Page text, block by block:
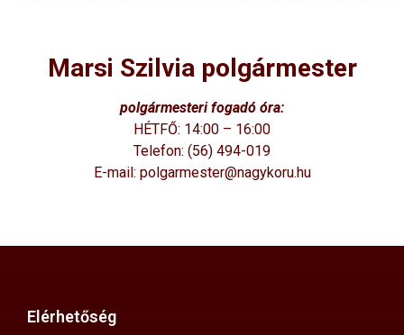
Marsi Szilvia polgármester
polgármesteri fogadó óra:
HÉTFŐ: 14:00 – 16:00
Telefon: (56) 494-019
E-mail: polgarmester@nagykoru.hu
Elérhetőség